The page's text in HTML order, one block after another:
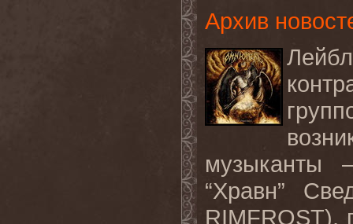
Архив
музыканты
“Хравн”
RIMFROST),